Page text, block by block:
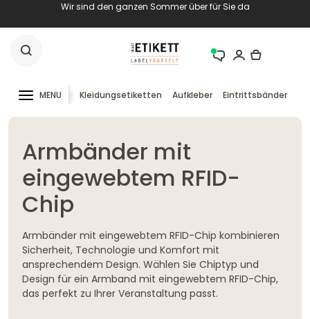
Wir sind den ganzen Sommer über für Sie da
MENU Kleidungsetiketten Aufkleber Eintrittsbänder
Armbänder mit
eingewebtem RFID-
Chip
Armbänder mit eingewebtem RFID-Chip kombinieren
Sicherheit, Technologie und Komfort mit
ansprechendem Design. Wählen Sie Chiptyp und
Design für ein Armband mit eingewebtem RFID-Chip,
das perfekt zu Ihrer Veranstaltung passt.